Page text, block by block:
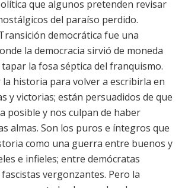
que algunos pretenden revisar
del paraíso perdido.
democrática fue una
la democracia sirvió de moneda
la fosa séptica del franquismo.
historia para volver a escribirla en
y victorias; están persuadidos de que
posible y nos culpan de haber
almas. Son los puros e íntegros que
como una guerra entre buenos y
e infieles; entre demócratas
vergonzantes. Pero la